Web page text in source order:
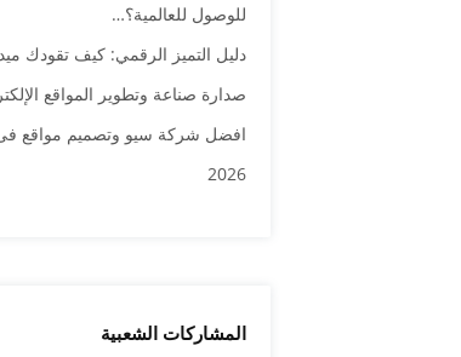
للوصول للعالمية؟…
دليل التميز الرقمي: كيف تقودك
صدارة صناعة وتطوير المواقع
افضل شركة سيو وتصميم مواقع
2026
المشاركات الشعبية